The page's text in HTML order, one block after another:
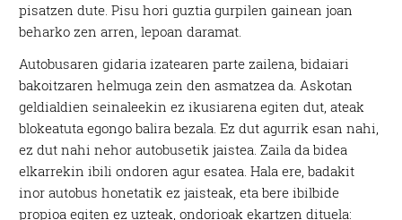
pisatzen dute. Pisu hori guztia gurpilen gainean joan
beharko zen arren, lepoan daramat.
Autobusaren gidaria izatearen parte zailena, bidaiari
bakoitzaren helmuga zein den asmatzea da. Askotan
geldialdien seinaleekin ez ikusiarena egiten dut, ateak
blokeatuta egongo balira bezala. Ez dut agurrik esan nahi,
ez dut nahi nehor autobusetik jaistea. Zaila da bidea
elkarrekin ibili ondoren agur esatea. Hala ere, badakit
inor autobus honetatik ez jaisteak, eta bere ibilbide
propioa egiten ez uzteak, ondorioak ekartzen dituela: